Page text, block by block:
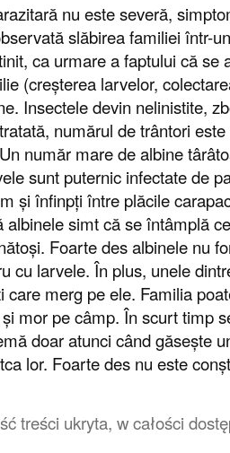
nu este severă,
slăbirea familiei într-
ca urmare a faptului că
(creșterea larvelor,
Insectele devin nelinistite,
numărul de trântori
număr mare de albine
sunt puternic infectate de
și înfinpți între plăcile
albinele simt că se întâmplă
Foarte des albinele nu
cu larvele. În plus, unele
care merg pe ele. Familia
mor pe câmp. În scurt timp
doar atunci când găsește
lor. Foarte des nu este
treści ukryta, w całości